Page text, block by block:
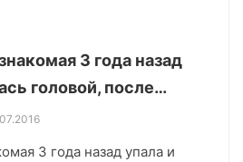
3 года назад
головой, после…
3 года назад упала и